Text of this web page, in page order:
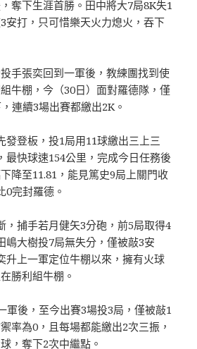
奪下生涯首勝。田中將大7局8K失1
安打，只可惜樂天火力熄火，吞下
手張奕回到一軍後，教練團找到使
牛棚，今（30日）面對羅德隊，僅
連續3場出賽都繳出2K。
發登板，投1局用11球繳出三上三
最快球速154公里，完成今日任務後
降至11.81，能見篤史9局上關門收
0完封羅德。
，捕手若月健矢3分砲，前5局取得4
嶋大樹投7局無失分，僅被敲3安
升上一軍定位牛棚以來，擁有火球
勝利組牛棚。
軍後，至今出賽3場投3局，僅被敲1
率為0，且每場都能繳出2次三振，
，奪下2次中繼點。